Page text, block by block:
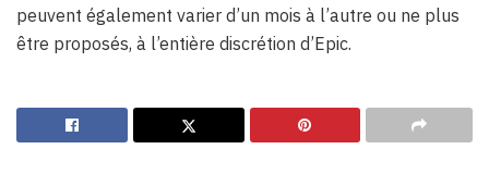
peuvent également varier d’un mois à l’autre ou ne plus
être proposés, à l’entière discrétion d’Epic.